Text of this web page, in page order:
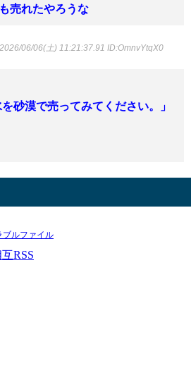
売れたやろうな
2026/06/06(土) 11:21:37.91 ID:OmnvYtqX0
砂漠で売ってみてください。」